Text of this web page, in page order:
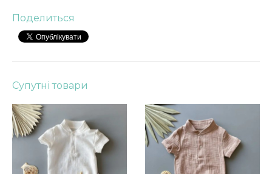
Поделиться
Супутні товари